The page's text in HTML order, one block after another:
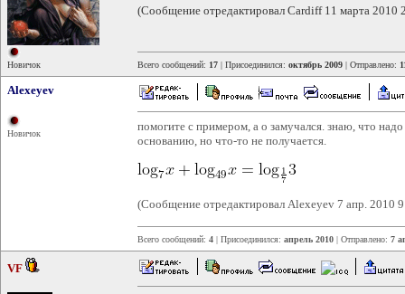
Новичок
(Сообщение отредактировал Cardiff 11 марта 2010
Всего сообщений: 17 | Присоединился: октябрь 2009 | Отправлено:
Alexeyev
Новичок
помогите с примером, а о замучался. знаю, что
основанию, но что-то не получается.
(Сообщение отредактировал Alexeyev 7 апр. 2010
Всего сообщений: 4 | Присоединился: апрель 2010 | Отправлено: 7
VF